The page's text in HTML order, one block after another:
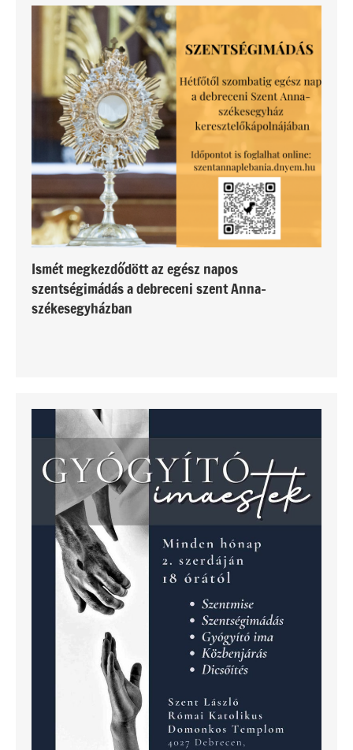
Ismét megkezdődött az egész napos
szentségimádás a debreceni szent Anna-
székesegyházban